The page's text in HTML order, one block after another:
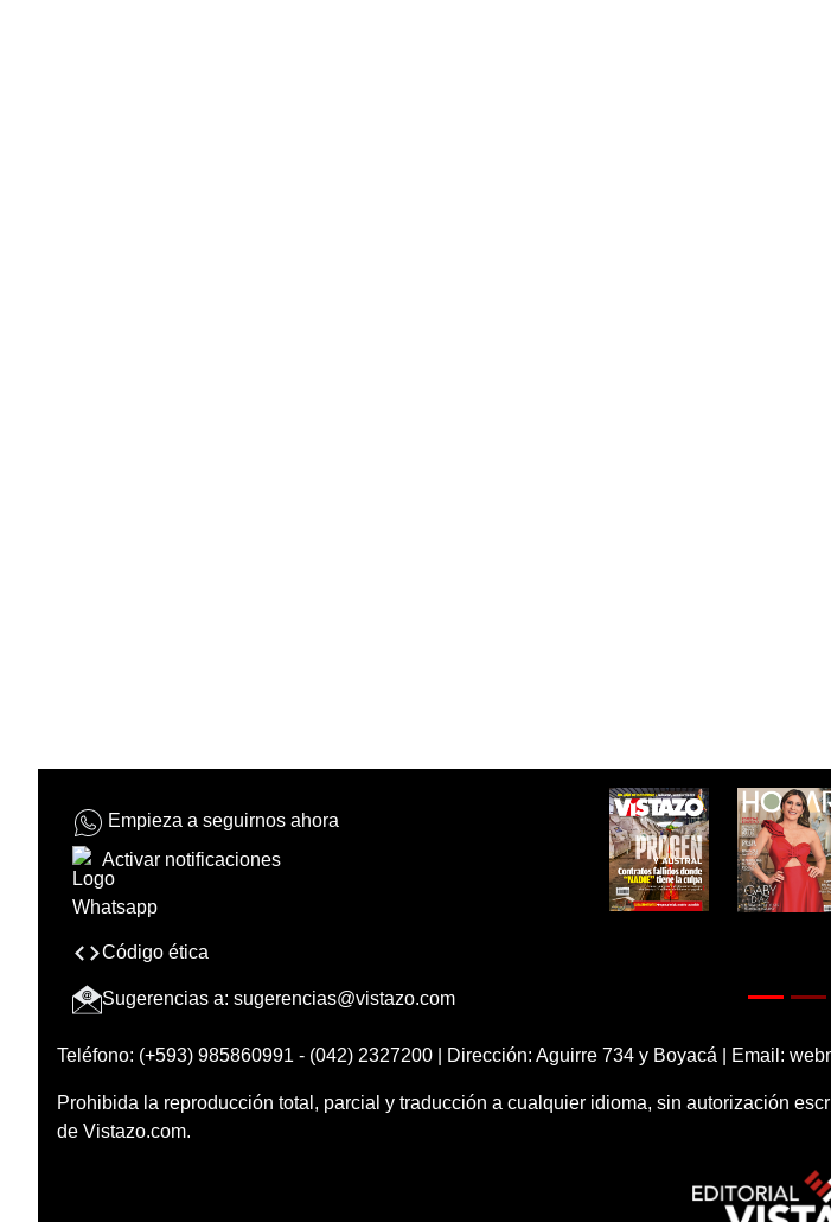
Empieza a seguirnos ahora
Activar notificaciones
Código ética
Sugerencias a: sugerencias@vistazo.com
Teléfono: (+593) 985860991 - (042) 2327200 | Dirección: Aguirre 734 y Boyacá | Email:
Prohibida la reproducción total, parcial y traducción a cualquier idioma, sin autorización
de Vistazo.com.